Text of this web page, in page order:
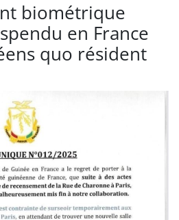
biométrique
en France
quo résident